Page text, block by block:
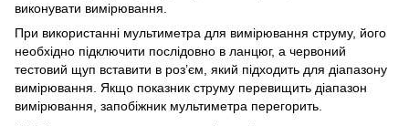
виконувати вимірювання.
При використанні мультиметра для вимірювання струму, його
необхідно підключити послідовно в ланцюг, а червоний
тестовий щуп вставити в роз’єм, який підходить для діапазону
вимірювання. Якщо показник струму перевищить діапазон
вимірювання, запобіжник мультиметра перегорить.